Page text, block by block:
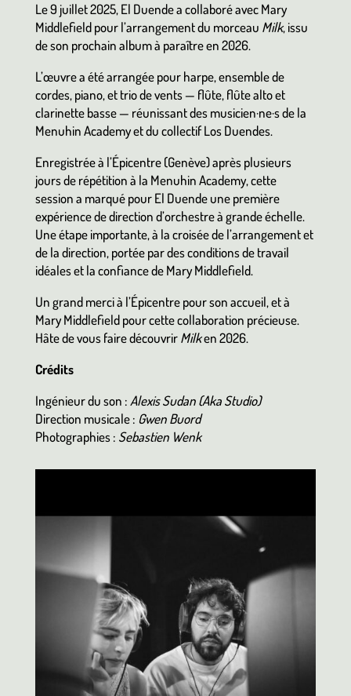
Le 9 juillet 2025, El Duende a collaboré avec Mary
Middlefield pour l’arrangement du morceau Milk, issu
de son prochain album à paraître en 2026.
L’œuvre a été arrangée pour harpe, ensemble de
cordes, piano, et trio de vents — flûte, flûte alto et
clarinette basse — réunissant des musicien·ne·s de la
Menuhin Academy et du collectif Los Duendes.
Enregistrée à l’Épicentre (Genève) après plusieurs
jours de répétition à la Menuhin Academy, cette
session a marqué pour El Duende une première
expérience de direction d’orchestre à grande échelle.
Une étape importante, à la croisée de l’arrangement et
de la direction, portée par des conditions de travail
idéales et la confiance de Mary Middlefield.
Un grand merci à l’Épicentre pour son accueil, et à
Mary Middlefield pour cette collaboration précieuse.
Hâte de vous faire découvrirMilken 2026.
Crédits
Ingénieur du son :Alexis Sudan (Aka Studio)
Direction musicale : Gwen Buord
Photographies : Sebastien Wenk